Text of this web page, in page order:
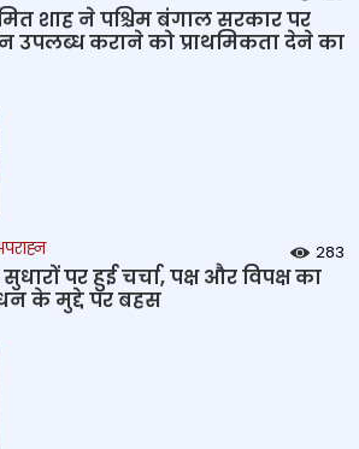
शाह ने पश्चिम बंगाल सरकार पर
उपलब्ध कराने को प्राथमिकता देने का
283
पर हुई चर्चा, पक्ष और विपक्ष का
के मुद्दे पर बहस